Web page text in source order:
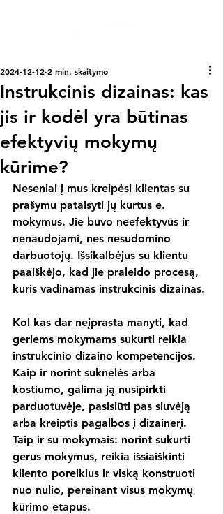
Instrukcinis dizainas: kas
jis ir kodėl yra būtinas
efektyvių mokymų
kūrime?
2024-12-12 2 min. skaitymo
Neseniai į mus kreipėsi klientas su
prašymu pataisyti jų kurtus e.
mokymus. Jie buvo neefektyvūs ir
nenaudojami, nes nesudomino
darbuotojų. Išsikalbėjus su klientu
paaiškėjo, kad jie praleido procesą,
kuris vadinamas instrukcinis dizainas.
Kol kas dar neįprasta manyti, kad
geriems mokymams sukurti reikia
instrukcinio dizaino kompetencijos.
Kaip ir norint suknelės arba
kostiumo, galima ją nusipirkti
parduotuvėje, pasisiūti pas siuvėją
arba kreiptis pagalbos į dizainerį.
Taip ir su mokymais: norint sukurti
gerus mokymus, reikia išsiaiškinti
kliento poreikius ir viską konstruoti
nuo nulio, pereinant visus mokymų
kūrimo etapus.